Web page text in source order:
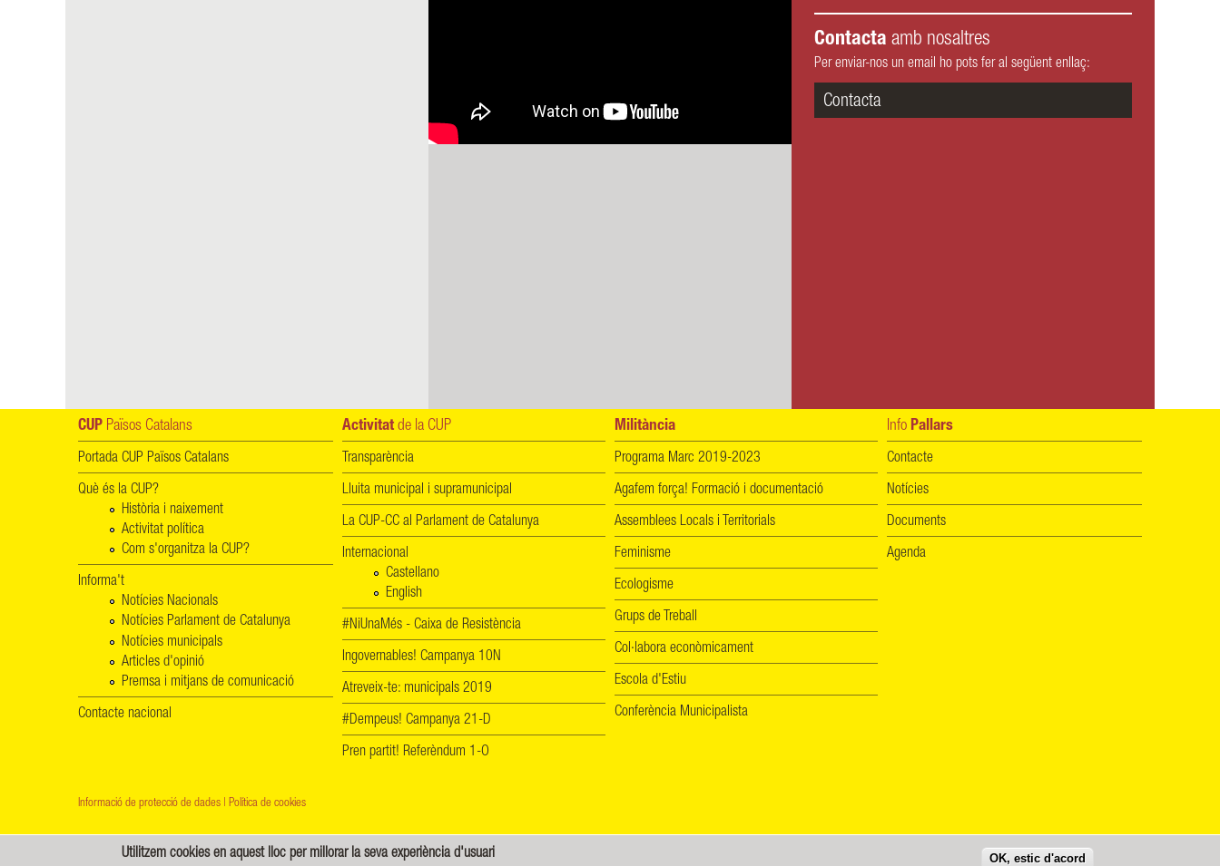
Contacta amb nosaltres
Per enviar-nos un email ho pots fer al següent enllaç:
Contacta
CUP Països Catalans
Portada CUP Països Catalans
Què és la CUP?
Història i naixement
Activitat política
Com s'organitza la CUP?
Informa't
Notícies Nacionals
Notícies Parlament de Catalunya
Notícies municipals
Articles d'opinió
Premsa i mitjans de comunicació
Contacte nacional
Activitat de la CUP
Transparència
Lluita municipal i supramunicipal
La CUP-CC al Parlament de Catalunya
Internacional
Castellano
English
#NiUnaMés - Caixa de Resistència
Ingovernables! Campanya 10N
Atreveix-te: municipals 2019
#Dempeus! Campanya 21-D
Pren partit! Referèndum 1-O
Militància
Programa Marc 2019-2023
Agafem força! Formació i documentació
Assemblees Locals i Territorials
Feminisme
Ecologisme
Grups de Treball
Col·labora econòmicament
Escola d'Estiu
Conferència Municipalista
Info Pallars
Contacte
Notícies
Documents
Agenda
Informació de protecció de dades | Política de cookies
Creative Commons - Reconeixement-CompartirIgual 4.0 Internacional (CC BY-SA 4.0)
Utilitzem cookies en aquest lloc per millorar la seva experiència d'usuari OK, estic d'acord